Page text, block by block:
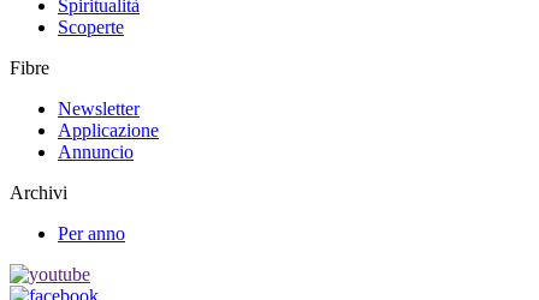
Spiritualità
Scoperte
Fibre
Newsletter
Applicazione
Annuncio
Archivi
Per anno